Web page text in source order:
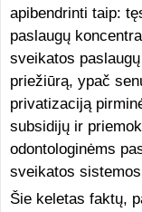
apibendrinti taip:
paslaugų
sveikatos
priežiūrą, ypač
privatizaciją
subsidijų ir
odontologinėms
sveikatos
Šie keletas faktų,